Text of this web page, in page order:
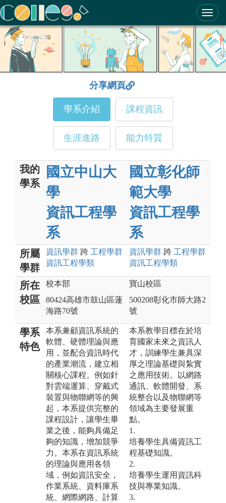
ColleGo! 大學選才與高中育才輔助系統
分享網頁
學系介紹 課程資訊
生涯進路 能力特質
我的
學系
國立中山大
學
資訊工程學
系
國立彰化師
範大學
資訊工程學
系
所屬
學群
資訊學群 跨 工程學群
資訊工程學類
資訊學群 跨 工程學群
資訊工程學類
所在
校區
校本部
80424高雄市鼓山區蓮
海路70號
寶山校區
500208彰化市師大路2
號
學系
特色
本系兼顧資訊系統的
軟體、硬體理論與應
用，並配合資訊時代
的產業潮流，建立相
關核心課程。例如針
對雲端運算、穿戴式
裝置與物聯網等的興
起，本系提供完整的
課程設計，讓學生畢
業之後，能夠具備足
夠的知識，增加競爭
力。本系在資訊系統
的理論與應用各領
域，例如資訊安全，
作業系統、資料庫系
統、網際網路、計算
本系教學目標在於培
育國家未來之資訊人
才，訓練學生兼具深
厚之理論基礎與紮實
之應用技術。以網路
通訊、軟體開發、系
統整合以及物聯網等
領域為主要發展重
點。
1.
培養學生具備資訊工
程基礎知識。
2.
培養學生運用資訊科
技與專業知識。
3.